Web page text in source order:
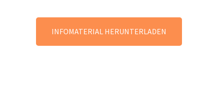
INFOMATERIAL HERUNTERLADEN